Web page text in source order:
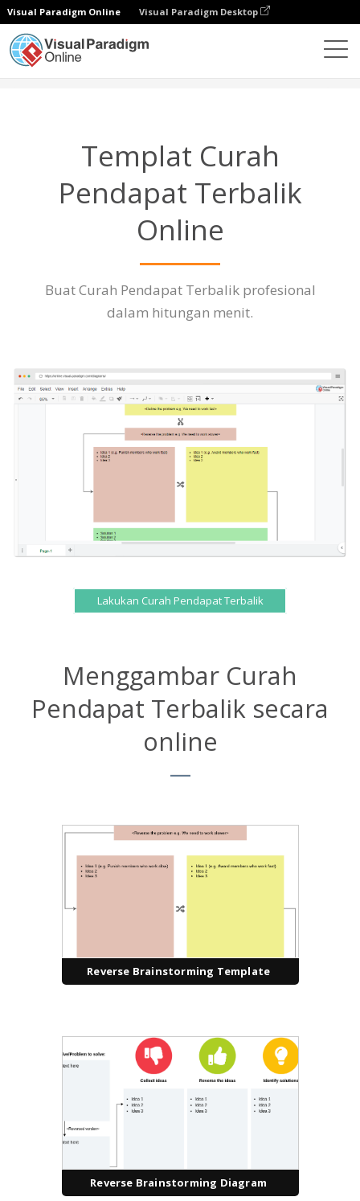
Visual Paradigm Online Visual Paradigm Desktop
Templat Curah
Pendapat Terbalik
Online
Buat Curah Pendapat Terbalik profesional
dalam hitungan menit.
Lakukan Curah Pendapat Terbalik
Menggambar Curah
Pendapat Terbalik secara
online
Reverse Brainstorming Template
Reverse Brainstorming Diagram